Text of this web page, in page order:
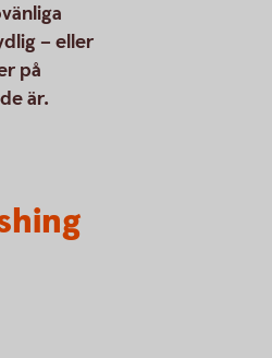
– eller
på
är.